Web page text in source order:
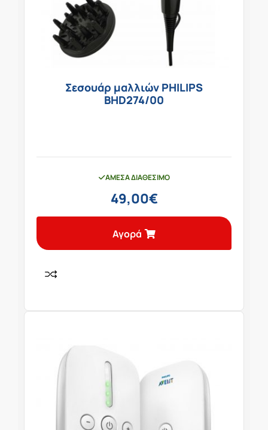
Σεσουάρ μαλλιών PHILIPS
BHD274/00
ΆΜΕΣΑ ΔΙΑΘΈΣΙΜΟ
49,00€
Αγορά